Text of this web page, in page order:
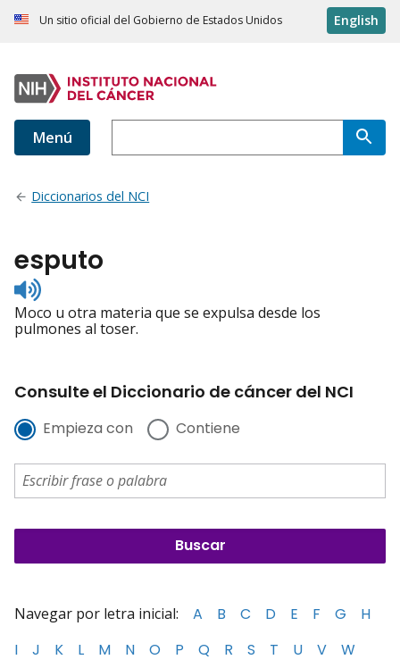
Un sitio oficial del Gobierno de Estados Unidos English
Menú
Diccionarios del NCI
esputo
Listen
to
pronunciation
Moco u otra materia que se expulsa desde los
pulmones al toser.
Consulte el Diccionario de cáncer del NCI
Empieza con Contiene
Navegar por letra inicial: A B C D E F G
H
I
J K L M N O P Q R S T U V
W